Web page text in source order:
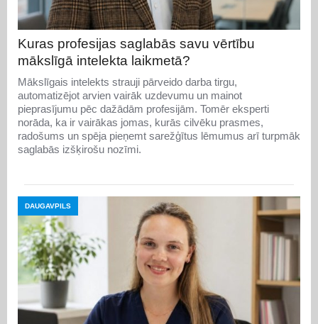
Kuras profesijas saglabās savu vērtību
mākslīgā intelekta laikmetā?
Mākslīgais intelekts strauji pārveido darba tirgu,
automatizējot arvien vairāk uzdevumu un mainot
pieprasījumu pēc dažādām profesijām. Tomēr eksperti
norāda, ka ir vairākas jomas, kurās cilvēku prasmes,
radošums un spēja pieņemt sarežģītus lēmumus arī turpmāk
saglabās izšķirošu nozīmi.
DAUGAVPILS